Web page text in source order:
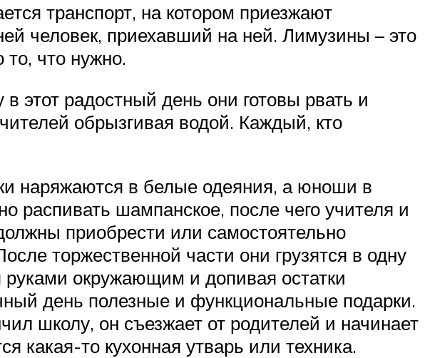
транспорт, на котором приезжают
человек, приехавший на ней. Лимузины – это
что нужно.
радостный день они готовы рвать и
обрызгивая водой. Каждый, кто
наряжаются в белые одеяния, а юноши в
распивать шампанское, после чего учителя и
приобрести или самостоятельно
торжественной части они грузятся в одну
окружающим и допивая остатки
день полезные и функциональные подарки.
школу, он съезжает от родителей и начинает
какая-то кухонная утварь или техника.